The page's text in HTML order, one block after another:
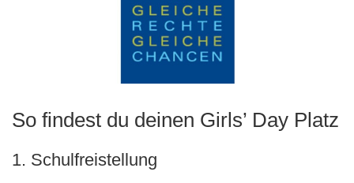
So findest du deinen Girls’ Day Platz
1. Schulfreistellung